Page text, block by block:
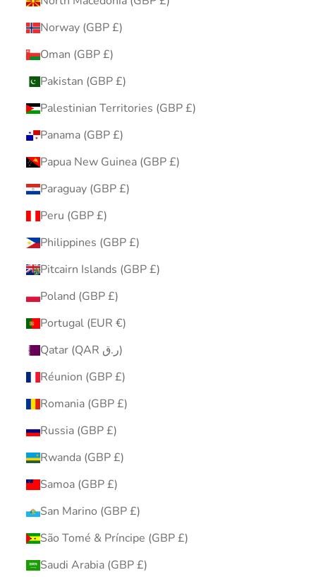
Norway (GBP £)
Oman (GBP £)
Pakistan (GBP £)
Palestinian Territories (GBP £)
Panama (GBP £)
Papua New Guinea (GBP £)
Paraguay (GBP £)
Peru (GBP £)
Philippines (GBP £)
Pitcairn Islands (GBP £)
Poland (GBP £)
Portugal (EUR €)
Qatar (QAR ر.ق)
Réunion (GBP £)
Romania (GBP £)
Russia (GBP £)
Rwanda (GBP £)
Samoa (GBP £)
San Marino (GBP £)
São Tomé & Príncipe (GBP £)
Saudi Arabia (GBP £)